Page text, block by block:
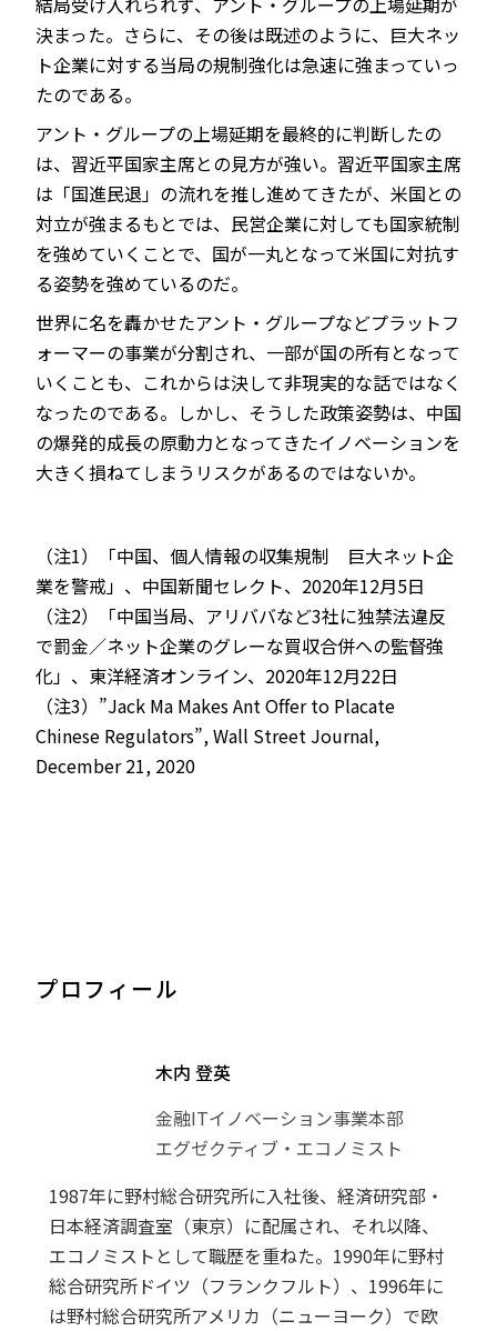
決まった。さらに、その後は既述のように、巨大ネッ
ト企業に対する当局の規制強化は急速に強まっていっ
たのである。
アント・グループの上場延期を最終的に判断したの
は、習近平国家主席との見方が強い。習近平国家主席
は「国進民退」の流れを推し進めてきたが、米国との
対立が強まるもとでは、民営企業に対しても国家統制
を強めていくことで、国が一丸となって米国に対抗す
る姿勢を強めているのだ。
世界に名を轟かせたアント・グループなどプラットフ
ォーマーの事業が分割され、一部が国の所有となって
いくことも、これからは決して非現実的な話ではなく
なったのである。しかし、そうした政策姿勢は、中国
の爆発的成長の原動力となってきたイノベーションを
大きく損ねてしまうリスクがあるのではないか。
（注1）「中国、個人情報の収集規制 巨大ネット企
業を警戒」、中国新聞セレクト、2020年12月5日
（注2）「中国当局、アリババなど3社に独禁法違反
で罰金／ネット企業のグレーな買収合併への監督強
化」、東洋経済オンライン、2020年12月22日
（注3）”Jack Ma Makes Ant Offer to Placate
Chinese Regulators”, Wall Street Journal,
December 21, 2020
プロフィール
木内 登英
金融ITイノベーション事業本部
エグゼクティブ・エコノミスト
1987年に野村総合研究所に入社後、経済研究部・
日本経済調査室（東京）に配属され、それ以降、
エコノミストとして職歴を重ねた。1990年に野村
総合研究所ドイツ（フランクフルト）、1996年に
は野村総合研究所アメリカ（ニューヨーク）で欧